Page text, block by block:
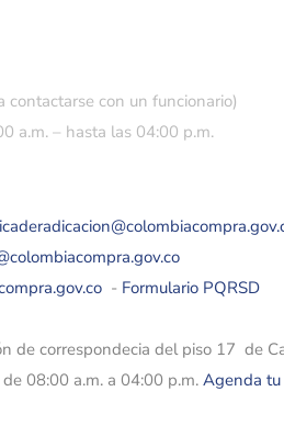
con un funcionario)
a.m. – hasta las 04:00 p.m.
- Formulario PQRSD
de correspondecia del piso 17 de
08:00 a.m. a 04:00 p.m. Agenda tu